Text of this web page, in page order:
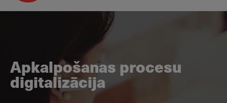
Apkalpošanas procesu
digitalizācija